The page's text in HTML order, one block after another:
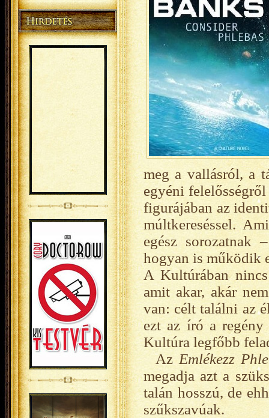
meg a vallásról, a
egyéni
figurájában az
múltkereséssel.
egész sorozatnak
hogyan is működik
A Kultúrában
amit akar, akár
van: célt találni az
ezt az író a
Kultúra legfőbb
Az Emlékezz
megadja azt a
talán hosszú, de
szűkszavúak.